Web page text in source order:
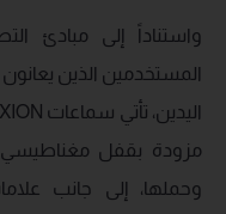
واستناداً إلى مبادئ
المستخدمين الذين
مزودة بقفل مغناطيسي
وحملها، إلى جانب